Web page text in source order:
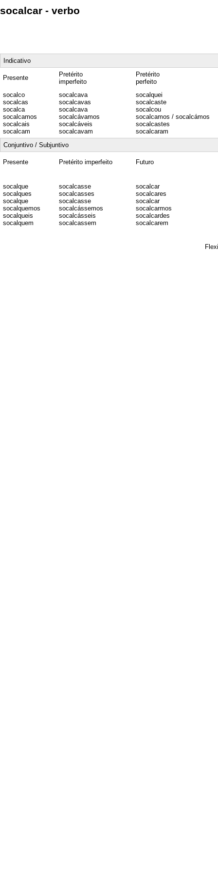
socalcar - verbo
Indicativo
Presente
Pretérito
imperfeito
Pretérito
perfeito
socalco
socalcas
socalca
socalcamos
socalcais
socalcam
socalcava
socalcavas
socalcava
socalcávamos
socalcáveis
socalcavam
socalquei
socalcaste
socalcou
socalcamos / socalcámos
socalcastes
socalcaram
Conjuntivo / Subjuntivo
Presente Pretérito imperfeito Futuro
socalque
socalques
socalque
socalquemos
socalqueis
socalquem
socalcasse
socalcasses
socalcasse
socalcássemos
socalcásseis
socalcassem
socalcar
socalcares
socalcar
socalcarmos
socalcardes
socalcarem